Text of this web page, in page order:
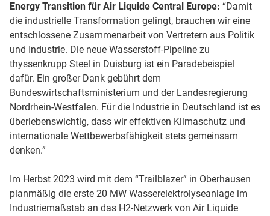
Energy Transition für Air Liquide Central Europe: “Damit
die industrielle Transformation gelingt, brauchen wir eine
entschlossene Zusammenarbeit von Vertretern aus Politik
und Industrie. Die neue Wasserstoff-Pipeline zu
thyssenkrupp Steel in Duisburg ist ein Paradebeispiel
dafür. Ein großer Dank gebührt dem
Bundeswirtschaftsministerium und der Landesregierung
Nordrhein-Westfalen. Für die Industrie in Deutschland ist es
überlebenswichtig, dass wir effektiven Klimaschutz und
internationale Wettbewerbsfähigkeit stets gemeinsam
denken.”
Im Herbst 2023 wird mit dem “Trailblazer” in Oberhausen
planmäßig die erste 20 MW Wasserelektrolyseanlage im
Industriemaßstab an das H2-Netzwerk von Air Liquide